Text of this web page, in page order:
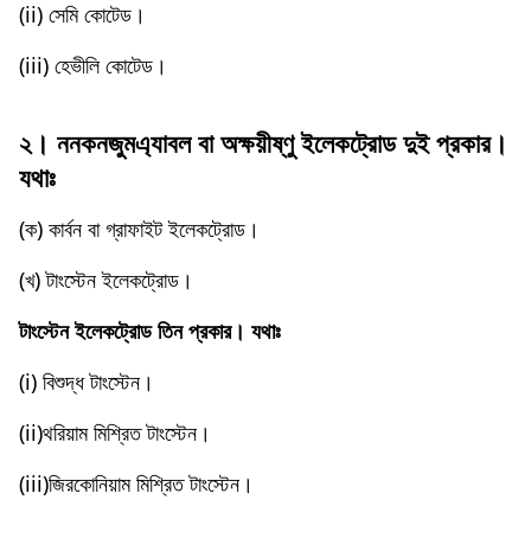
(ii) সেমি কোটেড।
(iii) হেভীলি কোটেড।
২। ননকনজুমএ্যাবল বা অক্ষয়ীষ্ণু ইলেকট্রোড দুই প্রকার।
যথাঃ
(ক) কার্বন বা গ্রাফাইট ইলেকট্রোড।
(খ) টাংস্টেন ইলেকট্রোড।
টাংস্টেন ইলেকট্রোড তিন প্রকার। যথাঃ
(i) বিশুদ্ধ টাংস্টেন।
(ii)থরিয়াম মিশ্রিত টাংস্টেন।
(iii)জিরকোনিয়াম মিশ্রিত টাংস্টেন।